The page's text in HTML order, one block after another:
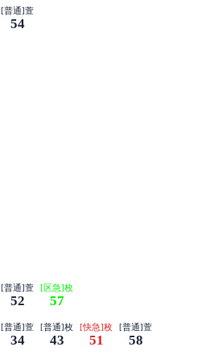
[普通]萱
54
[普通]萱
52
[区急]枚
57
[普通]萱
34
[普通]枚
43
[快急]枚
51
[普通]萱
58